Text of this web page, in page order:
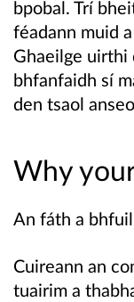
bpobal. Trí
féadann muid
Ghaeilge uirthi
bhfanfaidh sí
den tsaol
Why
An fáth a
Cuireann an
tuairim a